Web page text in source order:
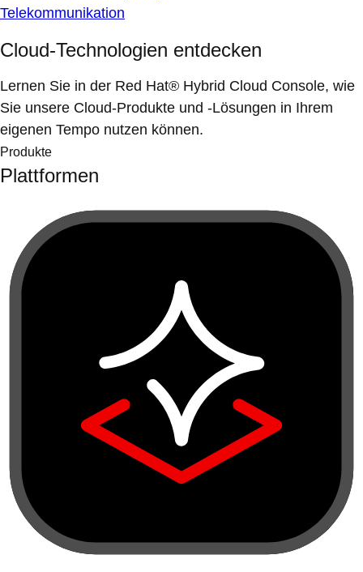
Telekommunikation
Cloud-Technologien entdecken
Lernen Sie in der Red Hat® Hybrid Cloud Console, wie
Sie unsere Cloud-Produkte und -Lösungen in Ihrem
eigenen Tempo nutzen können.
Produkte
Plattformen